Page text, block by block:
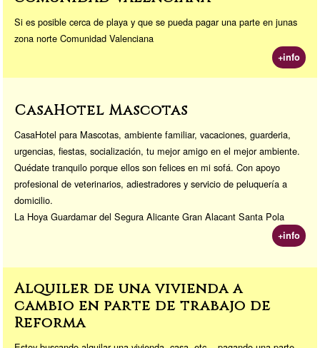
Si es posible cerca de playa y que se pueda pagar una parte en junas
zona norte Comunidad Valenciana
+info
CasaHotel Mascotas
CasaHotel para Mascotas, ambiente familiar, vacaciones, guarderia,
urgencias, fiestas, socialización, tu mejor amigo en el mejor ambiente.
Quédate tranquilo porque ellos son felices en mi sofá. Con apoyo
profesional de veterinarios, adiestradores y servicio de peluquería a
domicilio.
La Hoya Guardamar del Segura Alicante Gran Alacant Santa Pola
+info
Alquiler de una vivienda a
cambio en parte de trabajo de
Reforma